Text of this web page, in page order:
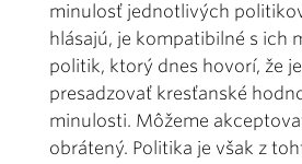
minulosť jednotlivých
hlásajú, je kompatibilné s ich
politik, ktorý dnes hovorí, že
presadzovať kresťanské
minulosti. Môžeme
obrátený. Politika je však z